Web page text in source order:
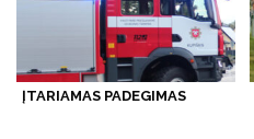
ĮTARIAMAS PADEGIMAS